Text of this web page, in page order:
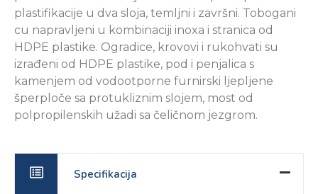
plastifikacije u dva sloja, temljni i završni. Tobogani
cu napravljeni u kombinaciji inoxa i stranica od
HDPE plastike. Ogradice, krovovi i rukohvati su
izrađeni od HDPE plastike, pod i penjalica s
kamenjem od vodootporne furnirski ljepljene
šperploče sa protukliznim slojem, most od
polpropilenskih užadi sa čeličnom jezgrom.
Specifikacija